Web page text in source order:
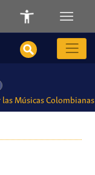
las Músicas Colombianas